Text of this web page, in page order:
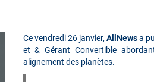
Cevendredi 26 janvier, AllNewsa
et & Gérant Convertible
alignement des planètes.